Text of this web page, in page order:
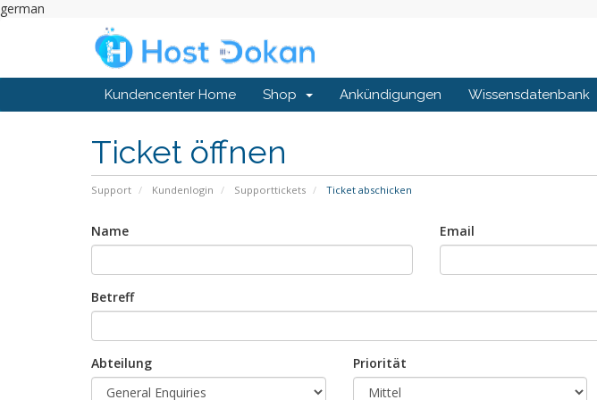
german
Kundencenter Home Shop Ankündigungen Wissensdatenbank
Ticket öffnen
Support Kundenlogin Supporttickets Ticket abschicken
Name Email
Betreff
Abteilung Priorität